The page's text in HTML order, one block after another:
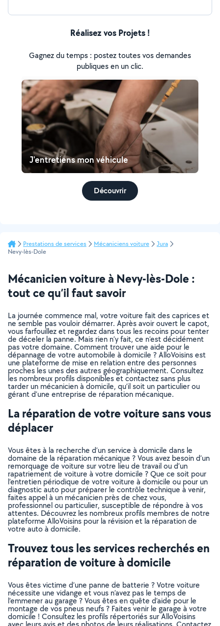
Réalisez vos Projets !
Gagnez du temps : postez toutes vos demandes
publiques en un clic.
J'entretiens mon véhicule
Découvrir
Prestations de services Mécaniciens voiture
Jura
Nevy-lès-Dole
Mécanicien voiture à Nevy-lès-Dole :
tout ce qu’il faut savoir
La journée commence mal, votre voiture fait des caprices et
ne semble pas vouloir démarrer. Après avoir ouvert le capot,
vous farfouillez et regardez dans tous les recoins pour tenter
de déceler la panne. Mais rien n’y fait, ce n’est décidément
pas votre domaine. Comment trouver une aide pour le
dépannage de votre automobile à domicile ? AlloVoisins est
une plateforme de mise en relation entre des personnes
proches les unes des autres géographiquement. Consultez
les nombreux profils disponibles et contactez sans plus
tarder un mécanicien à domicile, qu’il soit un particulier ou
gérant d’une entreprise de réparation mécanique.
La réparation de votre voiture sans vous
déplacer
Vous êtes à la recherche d’un service à domicile dans le
domaine de la réparation mécanique ? Vous avez besoin d’un
remorquage de voiture sur votre lieu de travail ou d’un
rapatriement de voiture à votre domicile ? Que ce soit pour
l’entretien périodique de votre voiture à domicile ou pour un
diagnostic auto pour préparer le contrôle technique à venir,
faites appel à un mécanicien près de chez vous,
professionnel ou particulier, susceptible de répondre à vos
attentes. Découvrez les nombreux profils membres de notre
plateforme AlloVoisins pour la révision et la réparation de
votre auto à domicile.
Trouvez tous les services recherchés en
réparation de voiture à domicile
Vous êtes victime d’une panne de batterie ? Votre voiture
nécessite une vidange et vous n’avez pas le temps de
l’emmener au garage ? Vous êtes en quête d’aide pour le
montage de vos pneus neufs ? Faites venir le garage à votre
domicile ! Consultez les profils répertoriés sur AlloVoisins